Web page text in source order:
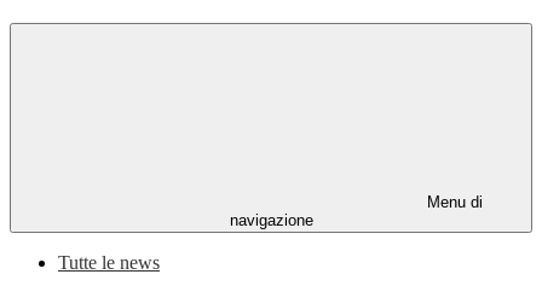
Menu di
navigazione
Tutte le news